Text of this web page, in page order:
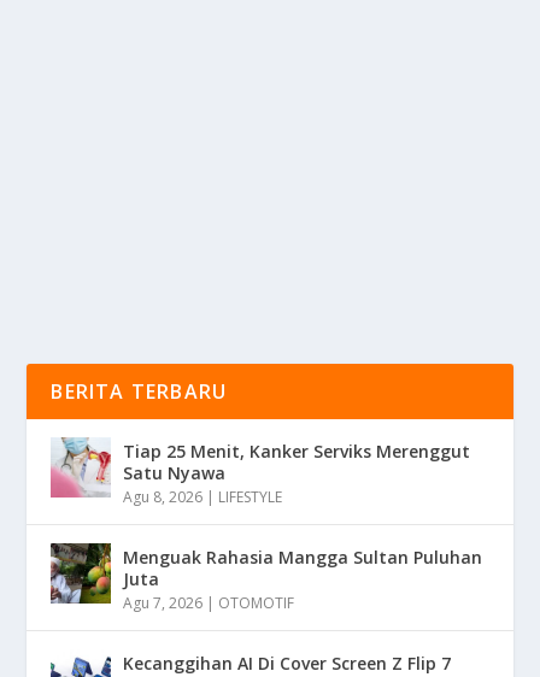
BERITA TERBARU
Tiap 25 Menit, Kanker Serviks Merenggut
Satu Nyawa
Agu 8, 2026 | LIFESTYLE
Menguak Rahasia Mangga Sultan Puluhan
Juta
Agu 7, 2026 | OTOMOTIF
Kecanggihan AI Di Cover Screen Z Flip 7